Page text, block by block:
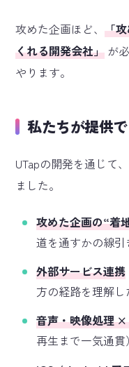
攻めた企画ほど、 「
くれる開発会社」 が
やります。
私たちが提供
UTapの開発を通じて
ました。
攻めた企画の“着
道を通すかの線引
外部サービス連携
方の経路を理解し
音声・映像処理
再生まで一気通貫）